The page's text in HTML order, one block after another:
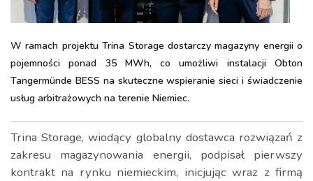
W ramach projektu Trina Storage dostarczy magazyny energii o
pojemności ponad 35 MWh, co umożliwi instalacji Obton
Tangermünde BESS na skuteczne wspieranie sieci i świadczenie
usług arbitrażowych na terenie Niemiec.
Trina Storage, wiodący globalny dostawca rozwiązań z
zakresu magazynowania energii, podpisał pierwszy
kontrakt na rynku niemieckim, inicjując wraz z firmą